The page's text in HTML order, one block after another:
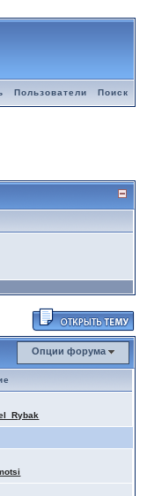
Пользователи Поиск
Опции форума